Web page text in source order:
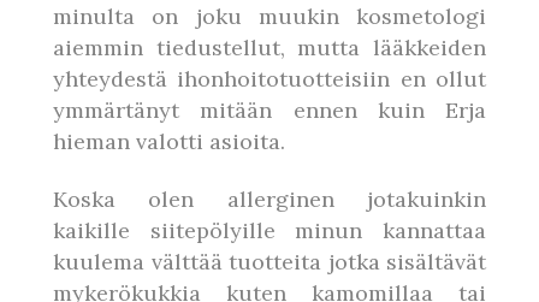
minulta on joku muukin kosmetologi
aiemmin tiedustellut, mutta lääkkeiden
yhteydestä ihonhoitotuotteisiin en ollut
ymmärtänyt mitään ennen kuin Erja
hieman valotti asioita.
Koska olen allerginen jotakuinkin
kaikille siitepölyille minun kannattaa
kuulema välttää tuotteita jotka sisältävät
mykerökukkia kuten kamomillaa tai